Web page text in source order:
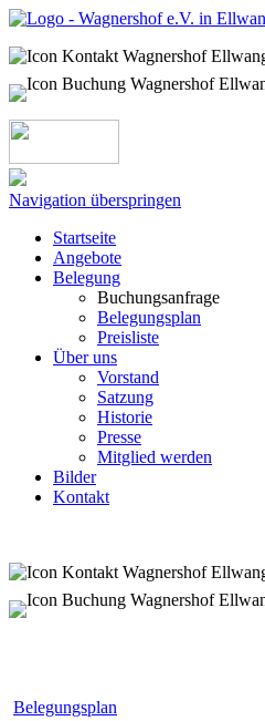
Navigation überspringen
Startseite
Angebote
Belegung
Buchungsanfrage
Belegungsplan
Preisliste
Über uns
Vorstand
Satzung
Historie
Presse
Mitglied werden
Bilder
Kontakt
Belegungsplan